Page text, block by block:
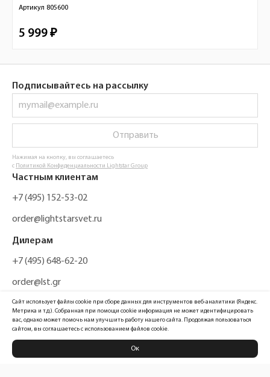
Артикул 805600
5 999 ₽
Подписывайтесь на рассылку
Отправить
Нажимая на кнопку, вы соглашаетесь
с Политикой Конфиденциальности Lightstar Group
Частным клиентам
+7 (495) 152-53-02
order@lightstarsvet.ru
Дилерам
+7 (495) 648-62-20
order@lst.gr
Политика конфиденциальности
Сайт использует файлы cookie при сборе данных для инструментов веб-аналитики (Яндекс.
Метрика и т.д.). Собранная при помощи cookie информация не может идентифицировать
вас, однако может помочь нам улучшить работу нашего сайта. Продолжая пользоваться
сайтом, вы соглашаетесь с использованием файлов cookie.
Ок